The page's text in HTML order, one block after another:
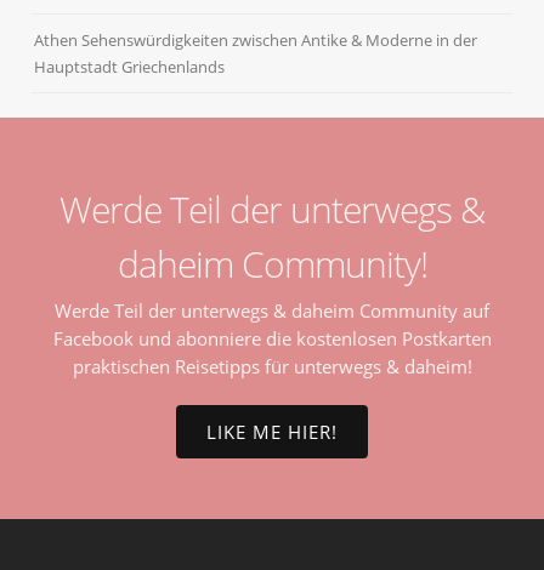
Athen Sehenswürdigkeiten zwischen Antike & Moderne in der
Hauptstadt Griechenlands
Werde Teil der unterwegs &
daheim Community!
Werde Teil der unterwegs & daheim Community auf
Facebook und abonniere die kostenlosen Postkarten
praktischen Reisetipps für unterwegs & daheim!
LIKE ME HIER!